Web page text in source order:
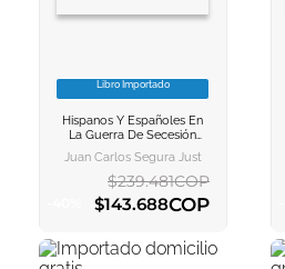
VER INFORMACION
AGREGAR AL
Libro Importado
Hispanos Y Españoles En
La Guerra De Secesión
Americana
Juan Carlos Segura Just
$239.481COP
$143.688COP
AGREGAR AL CARRITO